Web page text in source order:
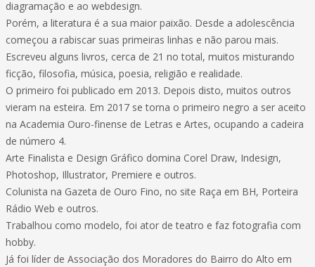
diagramação e ao webdesign.
Porém, a literatura é a sua maior paixão. Desde a adolescência
começou a rabiscar suas primeiras linhas e não parou mais.
Escreveu alguns livros, cerca de 21 no total, muitos misturando
ficção, filosofia, música, poesia, religião e realidade.
O primeiro foi publicado em 2013. Depois disto, muitos outros
vieram na esteira. Em 2017 se torna o primeiro negro a ser aceito
na Academia Ouro-finense de Letras e Artes, ocupando a cadeira
de número 4.
Arte Finalista e Design Gráfico domina Corel Draw, Indesign,
Photoshop, Illustrator, Premiere e outros.
Colunista na Gazeta de Ouro Fino, no site Raça em BH, Porteira
Rádio Web e outros.
Trabalhou como modelo, foi ator de teatro e faz fotografia com
hobby.
Já foi líder de Associação dos Moradores do Bairro do Alto em